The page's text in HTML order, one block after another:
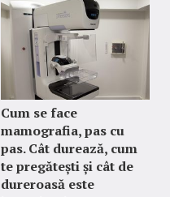
Cum se face
mamografia, pas cu
pas. Cât durează, cum
te pregătești și cât de
dureroasă este